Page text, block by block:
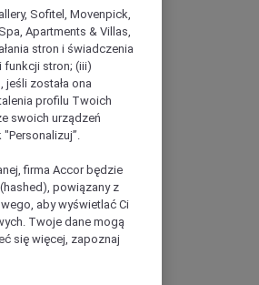
Sofitel, Movenpick,
Apartments & Villas,
stron i świadczenia
funkcji stron; (iii)
została ona
profilu Twoich
swoich urządzeń
firma Accor będzie
powiązany z
aby wyświetlać Ci
Twoje dane mogą
się więcej, zapoznaj